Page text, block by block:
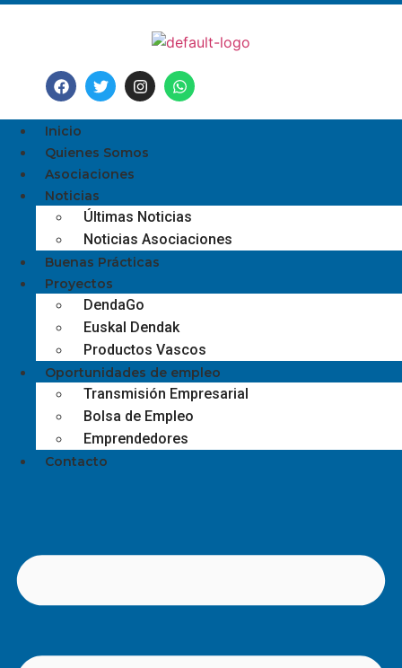
Inicio
Quienes Somos
Asociaciones
Noticias
Últimas Noticias
Noticias Asociaciones
Buenas Prácticas
Proyectos
DendaGo
Euskal Dendak
Productos Vascos
Oportunidades de empleo
Transmisión Empresarial
Bolsa de Empleo
Emprendedores
Contacto